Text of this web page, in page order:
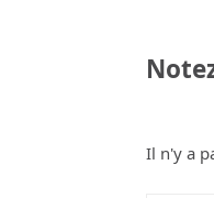
Il n'y a